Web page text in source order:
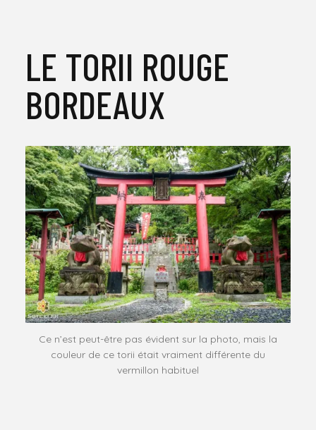
LE TORII ROUGE
BORDEAUX
Ce n’est peut-être pas évident sur la photo, mais la
couleur de ce torii était vraiment différente du
vermillon habituel